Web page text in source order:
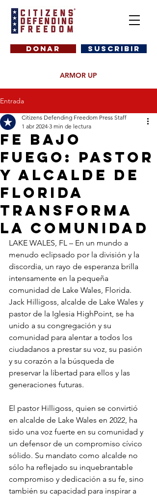
DONAR SUSCRIBIR
ARMOR UP
Entrada
Fe bajo
fuego: Pastor
y alcalde de
Florida
transforma
la comunidad
Citizens Defending Freedom Press Staff
1 abr 2024 3 min de lectura
LAKE WALES, FL – En un mundo a
menudo eclipsado por la división y la
discordia, un rayo de esperanza brilla
intensamente en la pequeña
comunidad de Lake Wales, Florida.
Jack Hilligoss, alcalde de Lake Wales y
pastor de la Iglesia HighPoint, se ha
unido a su congregación y su
comunidad para alentar a todos los
ciudadanos a prestar su voz, su pasión
y su corazón a la búsqueda de
preservar la libertad para ellos y las
generaciones futuras.
El pastor Hilligoss, quien se convirtió
en alcalde de Lake Wales en 2022, ha
sido una voz fuerte en su comunidad y
un defensor de un compromiso cívico
sólido. Su mandato como alcalde no
sólo ha reflejado su inquebrantable
compromiso y dedicación a su fe, sino
también su capacidad para inspirar a